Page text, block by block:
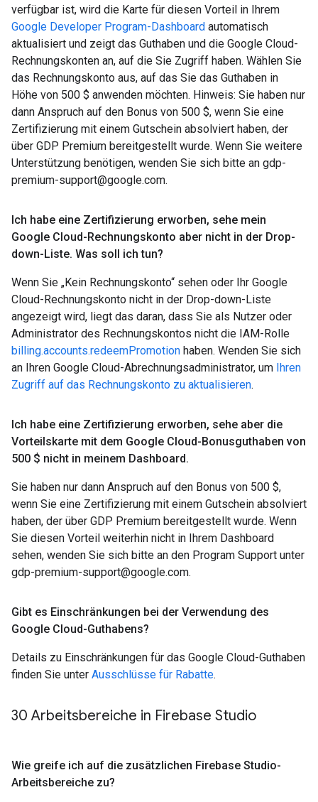
verfügbar ist, wird die Karte für diesen Vorteil in Ihrem
Google Developer Program-Dashboard automatisch
aktualisiert und zeigt das Guthaben und die Google Cloud-
Rechnungskonten an, auf die Sie Zugriff haben. Wählen Sie
das Rechnungskonto aus, auf das Sie das Guthaben in
Höhe von 500 $ anwenden möchten. Hinweis: Sie haben nur
dann Anspruch auf den Bonus von 500 $, wenn Sie eine
Zertifizierung mit einem Gutschein absolviert haben, der
über GDP Premium bereitgestellt wurde. Wenn Sie weitere
Unterstützung benötigen, wenden Sie sich bitte an gdp-
premium-support@google.com.
Ich habe eine Zertifizierung erworben, sehe mein
Google Cloud-Rechnungskonto aber nicht in der Drop-
down-Liste. Was soll ich tun?
Wenn Sie „Kein Rechnungskonto“ sehen oder Ihr Google
Cloud-Rechnungskonto nicht in der Drop-down-Liste
angezeigt wird, liegt das daran, dass Sie als Nutzer oder
Administrator des Rechnungskontos nicht die IAM-Rolle
billing.accounts.redeemPromotion haben. Wenden Sie sich
an Ihren Google Cloud-Abrechnungsadministrator, um Ihren
Zugriff auf das Rechnungskonto zu aktualisieren.
Ich habe eine Zertifizierung erworben, sehe aber die
Vorteilskarte mit dem Google Cloud-Bonusguthaben von
500 $ nicht in meinem Dashboard.
Sie haben nur dann Anspruch auf den Bonus von 500 $,
wenn Sie eine Zertifizierung mit einem Gutschein absolviert
haben, der über GDP Premium bereitgestellt wurde. Wenn
Sie diesen Vorteil weiterhin nicht in Ihrem Dashboard
sehen, wenden Sie sich bitte an den Program Support unter
gdp-premium-support@google.com.
Gibt es Einschränkungen bei der Verwendung des
Google Cloud-Guthabens?
Details zu Einschränkungen für das Google Cloud-Guthaben
finden Sie unter Ausschlüsse für Rabatte.
30 Arbeitsbereiche in Firebase Studio
Wie greife ich auf die zusätzlichen Firebase Studio-
Arbeitsbereiche zu?